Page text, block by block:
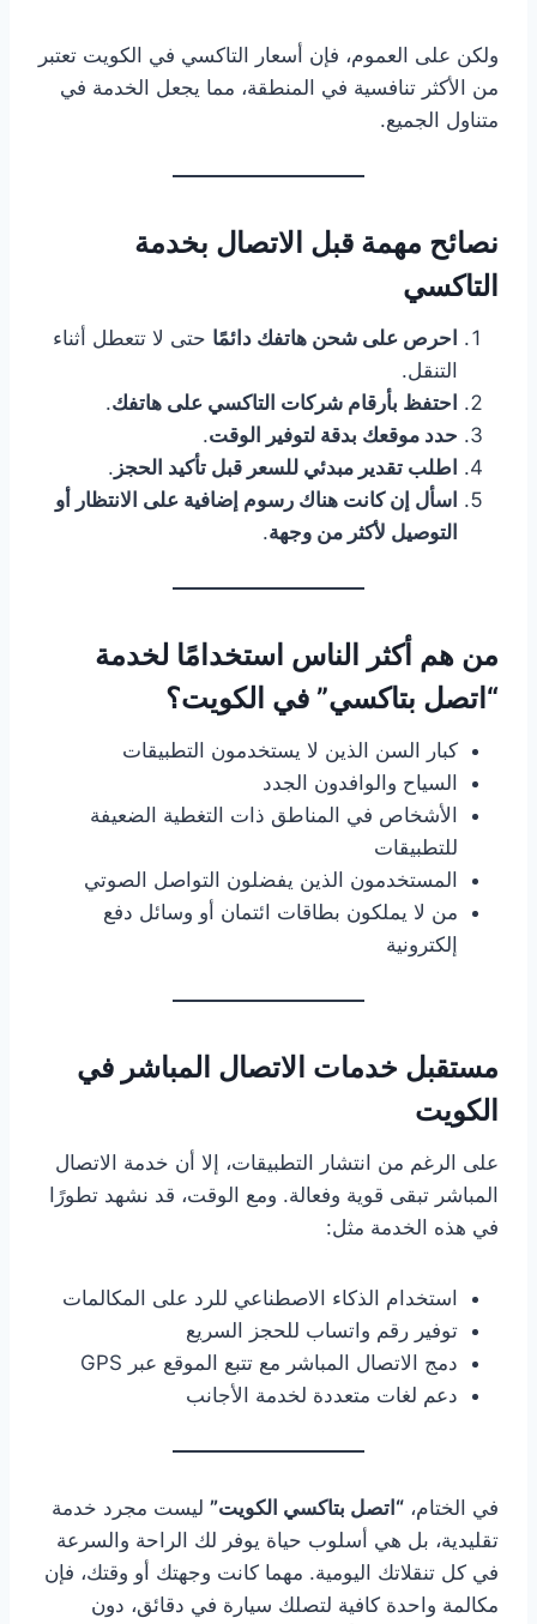
ولكن على العموم، فإن أسعار التاكسي في الكويت تعتبر
من الأكثر تنافسية في المنطقة، مما يجعل الخدمة في
متناول الجميع.
نصائح مهمة قبل الاتصال بخدمة
التاكسي
احرص على شحن هاتفك دائمًا حتى لا تتعطل أثناء
التنقل.
احتفظ بأرقام شركات التاكسي على هاتفك.
حدد موقعك بدقة لتوفير الوقت.
اطلب تقدير مبدئي للسعر قبل تأكيد الحجز .
اسأل إن كانت هناك رسوم إضافية على الانتظار أو
التوصيل لأكثر من وجهة.
من هم أكثر الناس استخدامًا لخدمة
“اتصل بتاكسي” في الكويت؟
كبار السن الذين لا يستخدمون التطبيقات
السياح والوافدون الجدد
الأشخاص في المناطق ذات التغطية الضعيفة
للتطبيقات
المستخدمون الذين يفضلون التواصل الصوتي
من لا يملكون بطاقات ائتمان أو وسائل دفع
إلكترونية
مستقبل خدمات الاتصال المباشر في
الكويت
على الرغم من انتشار التطبيقات، إلا أن خدمة الاتصال
المباشر تبقى قوية وفعالة. ومع الوقت، قد نشهد تطورًا
في هذه الخدمة مثل:
استخدام الذكاء الاصطناعي للرد على المكالمات
توفير رقم واتساب للحجز السريع
دمج الاتصال المباشر مع تتبع الموقع عبر GPS
دعم لغات متعددة لخدمة الأجانب
في الختام، “اتصل بتاكسي الكويت” ليست مجرد خدمة
تقليدية، بل هي أسلوب حياة يوفر لك الراحة والسرعة
في كل تنقلاتك اليومية. مهما كانت وجهتك أو وقتك، فإن
مكالمة واحدة كافية لتصلك سيارة في دقائق، دون